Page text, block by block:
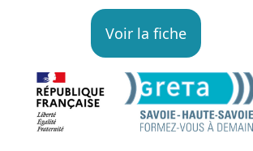
Voir la fiche